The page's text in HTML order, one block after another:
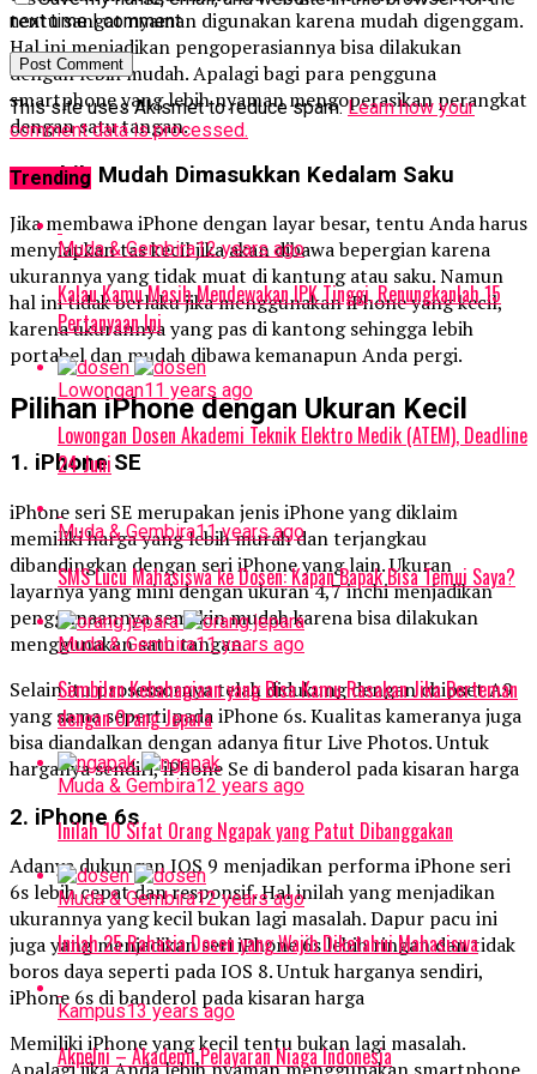
tentu sangat nyaman digunakan karena mudah digenggam.
Hal ini menjadikan pengoperasiannya bisa dilakukan
dengan lebih mudah. Apalagi bagi para pengguna
smartphone yang lebih nyaman mengoperasikan perangkat
dengan satu tangan.
4. Lebih Mudah Dimasukkan Kedalam Saku
Jika membawa iPhone dengan layar besar, tentu Anda harus
menyiapkan tas kecil jika akan dibawa bepergian karena
ukurannya yang tidak muat di kantung atau saku. Namun
hal ini tidak berlaku jika menggunakan iPhone yang kecil,
karena ukurannya yang pas di kantong sehingga lebih
portabel dan mudah dibawa kemanapun Anda pergi.
Pilihan iPhone dengan Ukuran Kecil
1. iPhone SE
iPhone seri SE merupakan jenis iPhone yang diklaim
memiliki harga yang lebih murah dan terjangkau
dibandingkan dengan seri iPhone yang lain. Ukuran
layarnya yang mini dengan ukuran 4,7 inchi menjadikan
penggunaannya semakin mudah karena bisa dilakukan
menggunakan satu tangan.
Selain itu prosessornya telah didukung dengan chipset A9
yang sama seperti pada iPhone 6s. Kualitas kameranya juga
bisa diandalkan dengan adanya fitur Live Photos. Untuk
harganya sendiri, iPhone Se di banderol pada kisaran harga
2. iPhone 6s
Adanya dukungan IOS 9 menjadikan performa iPhone seri
6s lebih cepat dan responsif. Hal inilah yang menjadikan
ukurannya yang kecil bukan lagi masalah. Dapur pacu ini
juga yang menjadikan seri iPhone 6s lebih ringan dan tidak
boros daya seperti pada IOS 8. Untuk harganya sendiri,
iPhone 6s di banderol pada kisaran harga
Memiliki iPhone yang kecil tentu bukan lagi masalah.
next time I comment.
This site uses Akismet to reduce spam.Learn how your
comment data is processed.
Trending
Muda & Gembira12 years ago
Kalau Kamu Masih Mendewakan IPK Tinggi, Renungkanlah 15
Pertanyaan Ini
Lowongan11 years ago
Lowongan Dosen Akademi Teknik Elektro Medik (ATEM), Deadline
24 Juni
Muda & Gembira11 years ago
SMS Lucu Mahasiswa ke Dosen: Kapan Bapak Bisa Temui Saya?
Muda & Gembira11 years ago
Sembilan Kebahagiaan yang Bisa Kamu Rasakan Jika Berteman
dengan Orang Jepara
Muda & Gembira12 years ago
Inilah 10 Sifat Orang Ngapak yang Patut Dibanggakan
Muda & Gembira12 years ago
Inilah 25 Rahasia Dosen yang Wajib Diketahui Mahasiswa
Kampus13 years ago
Akpelni – Akademi Pelayaran Niaga Indonesia